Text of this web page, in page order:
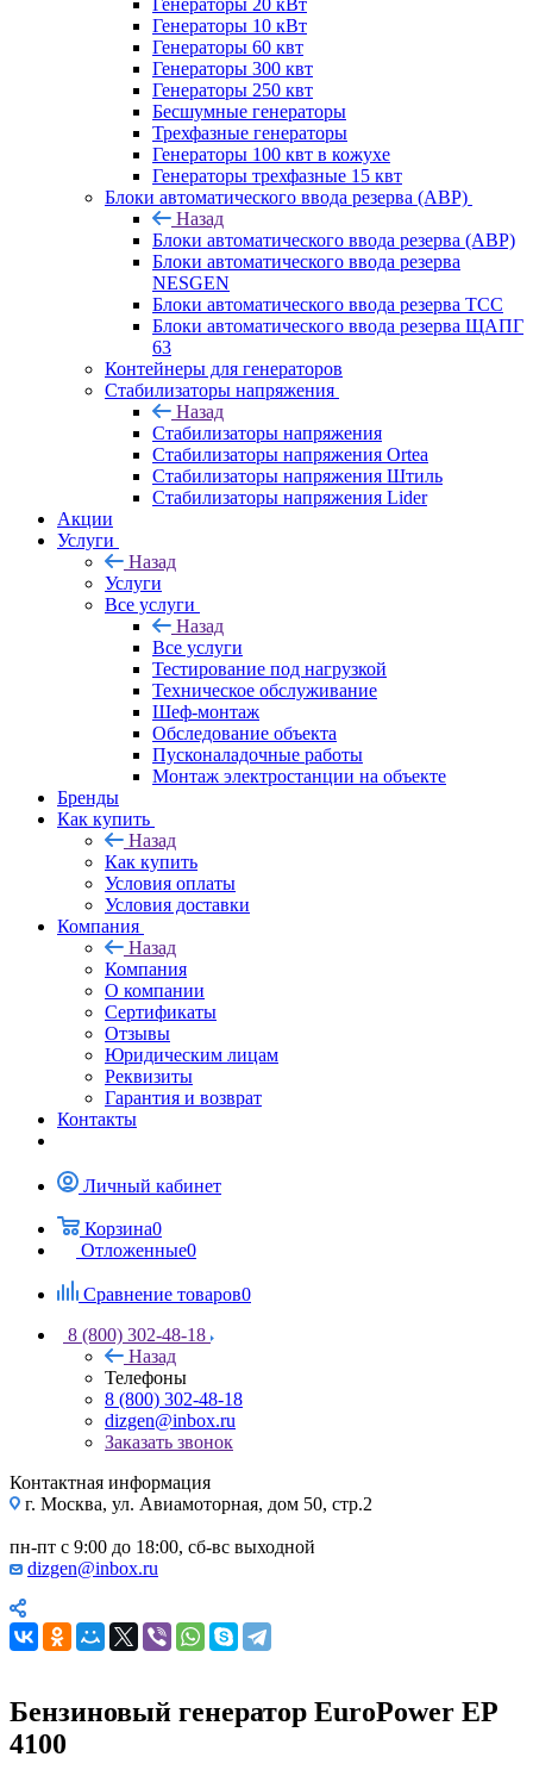
Генераторы 20 кВт
Генераторы 10 кВт
Генераторы 60 квт
Генераторы 300 квт
Генераторы 250 квт
Бесшумные генераторы
Трехфазные генераторы
Генераторы 100 квт в кожухе
Генераторы трехфазные 15 квт
Блоки автоматического ввода резерва (АВР)
Назад
Блоки автоматического ввода резерва (АВР)
Блоки автоматического ввода резерва
NESGEN
Блоки автоматического ввода резерва ТСС
Блоки автоматического ввода резерва ЩАПГ
63
Контейнеры для генераторов
Стабилизаторы напряжения
Назад
Стабилизаторы напряжения
Стабилизаторы напряжения Ortea
Стабилизаторы напряжения Штиль
Стабилизаторы напряжения Lider
Акции
Услуги
Назад
Услуги
Все услуги
Назад
Все услуги
Тестирование под нагрузкой
Техническое обслуживание
Шеф-монтаж
Обследование объекта
Пусконаладочные работы
Монтаж электростанции на объекте
Бренды
Как купить
Назад
Как купить
Условия оплаты
Условия доставки
Компания
Назад
Компания
О компании
Сертификаты
Отзывы
Юридическим лицам
Реквизиты
Гарантия и возврат
Контакты
Личный кабинет
Корзина0
Отложенные0
Сравнение товаров0
8 (800) 302-48-18
Назад
Телефоны
8 (800) 302-48-18
dizgen@inbox.ru
Заказать звонок
Контактная информация
г. Москва, ул. Авиамоторная, дом 50, стр.2
пн-пт с 9:00 до 18:00, сб-вс выходной
dizgen@inbox.ru
Бензиновый генератор EuroPower ЕР
4100